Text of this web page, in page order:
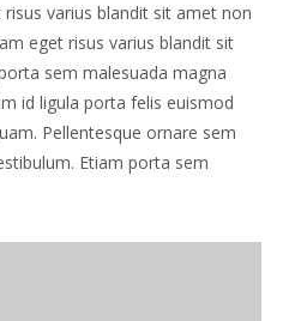
varius blandit sit amet non
eget risus varius blandit sit
sem malesuada magna
id ligula porta felis euismod
Pellentesque ornare sem
Etiam porta sem